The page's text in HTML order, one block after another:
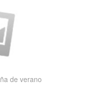
de verano